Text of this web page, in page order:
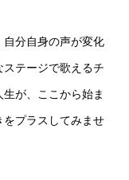
分自身の声が変化
テージで歌えるチ
が、ここから始ま
プラスしてみませ